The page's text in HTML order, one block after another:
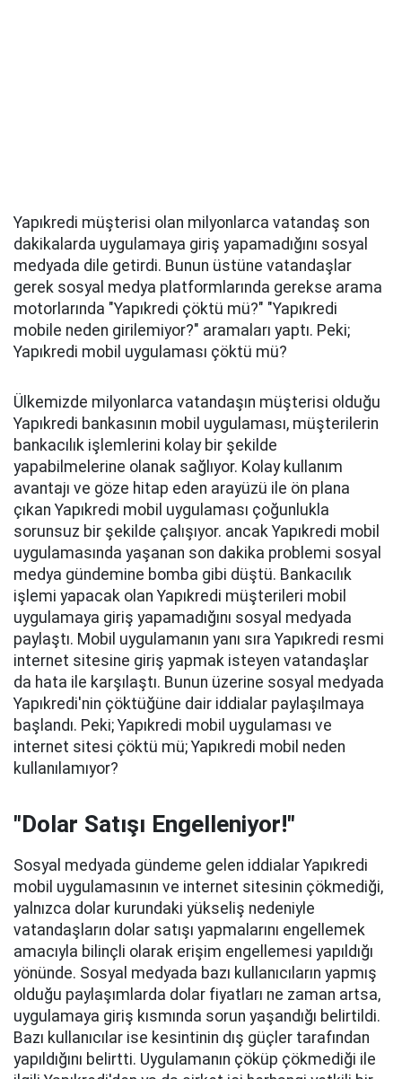
Yapıkredi müşterisi olan milyonlarca vatandaş son
dakikalarda uygulamaya giriş yapamadığını sosyal
medyada dile getirdi. Bunun üstüne vatandaşlar
gerek sosyal medya platformlarında gerekse arama
motorlarında "Yapıkredi çöktü mü?" "Yapıkredi
mobile neden girilemiyor?" aramaları yaptı. Peki;
Yapıkredi mobil uygulaması çöktü mü?
Ülkemizde milyonlarca vatandaşın müşterisi olduğu
Yapıkredi bankasının mobil uygulaması, müşterilerin
bankacılık işlemlerini kolay bir şekilde
yapabilmelerine olanak sağlıyor. Kolay kullanım
avantajı ve göze hitap eden arayüzü ile ön plana
çıkan Yapıkredi mobil uygulaması çoğunlukla
sorunsuz bir şekilde çalışıyor. ancak Yapıkredi mobil
uygulamasında yaşanan son dakika problemi sosyal
medya gündemine bomba gibi düştü. Bankacılık
işlemi yapacak olan Yapıkredi müşterileri mobil
uygulamaya giriş yapamadığını sosyal medyada
paylaştı. Mobil uygulamanın yanı sıra Yapıkredi resmi
internet sitesine giriş yapmak isteyen vatandaşlar
da hata ile karşılaştı. Bunun üzerine sosyal medyada
Yapıkredi'nin çöktüğüne dair iddialar paylaşılmaya
başlandı. Peki; Yapıkredi mobil uygulaması ve
internet sitesi çöktü mü; Yapıkredi mobil neden
kullanılamıyor?
"Dolar Satışı Engelleniyor!"
Sosyal medyada gündeme gelen iddialar Yapıkredi
mobil uygulamasının ve internet sitesinin çökmediği,
yalnızca dolar kurundaki yükseliş nedeniyle
vatandaşların dolar satışı yapmalarını engellemek
amacıyla bilinçli olarak erişim engellemesi yapıldığı
yönünde. Sosyal medyada bazı kullanıcıların yapmış
olduğu paylaşımlarda dolar fiyatları ne zaman artsa,
uygulamaya giriş kısmında sorun yaşandığı belirtildi.
Bazı kullanıcılar ise kesintinin dış güçler tarafından
yapıldığını belirtti. Uygulamanın çöküp çökmediği ile